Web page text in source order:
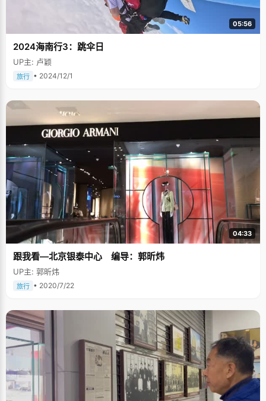
05:56
2024海南行3：跳伞日
UP主: 卢颖
旅行 • 2024/12/1
04:33
跟我看—北京银泰中心 编导：郭昕炜
UP主: 郭昕炜
旅行 • 2020/7/22